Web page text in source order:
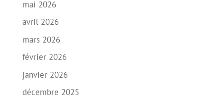
mai 2026
avril 2026
mars 2026
février 2026
janvier 2026
décembre 2025